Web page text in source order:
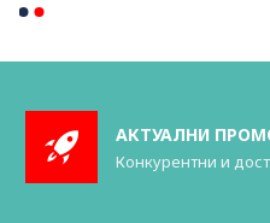
АКТУАЛНИ
Конкурентни и